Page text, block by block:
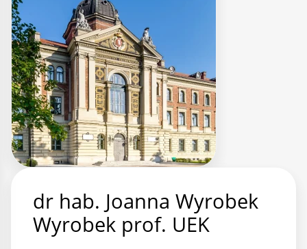
dr hab. Joanna Wyrobek
Wyrobek prof. UEK